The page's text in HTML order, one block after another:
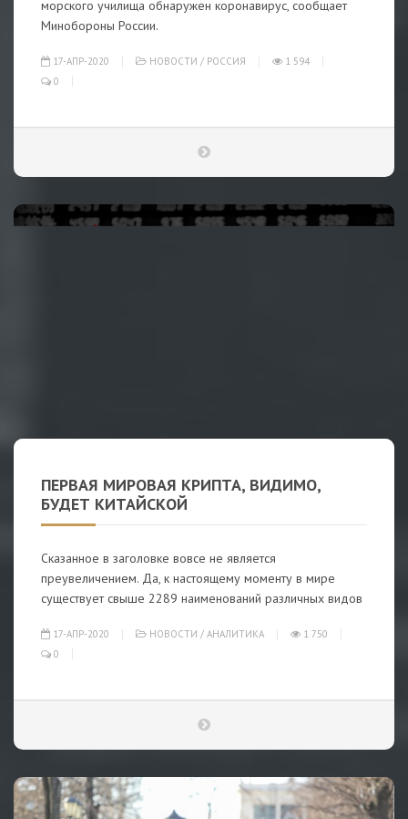
морского училища обнаружен коронавирус, сообщает
Минобороны России.
17-АПР-2020 НОВОСТИ / РОССИЯ
1 594
0
ПЕРВАЯ МИРОВАЯ КРИПТА, ВИДИМО,
БУДЕТ КИТАЙСКОЙ
Сказанное в заголовке вовсе не является
преувеличением. Да, к настоящему моменту в мире
существует свыше 2289 наименований различных видов
17-АПР-2020 НОВОСТИ / АНАЛИТИКА
1 750
0